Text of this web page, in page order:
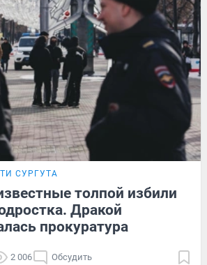
СУРГУТА
толпой избили
Дракой
прокуратура
2 006 Обсудить